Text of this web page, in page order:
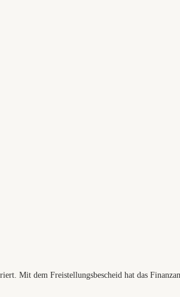
Mit dem Freistellungsbescheid hat das